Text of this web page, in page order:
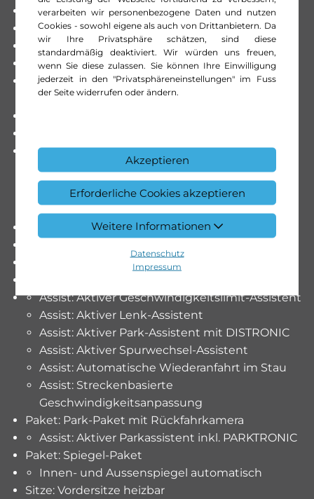
verarbeiten wir personenbezogene Daten und nutzen
Cookies - sowohl eigene als auch von Drittanbietern. Da
wir Ihre Privatsphäre schätzen, sind diese
standardmäßig deaktiviert. Wir würden uns freuen,
wenn Sie diese zulassen. Sie können Ihre Einwilligung
jederzeit in den "Privatsphäreneinstellungen" im Fuss
der Seite widerrufen oder ändern.
Akzeptieren
Erforderliche Cookies akzeptieren
Weitere Informationen
Datenschutz
Impressum
Klima: Klimatisierungsautomatik THERMATIC
Licht: Drittes Bremslicht
MERCEDES-BENZ MOBILITÄT
MERCEDES-SWISS-INTEGRAL
Räder: Leichtmetallräder im 10-Speichen-Design
17"
Zentralverriegelung mit Fernbedienung und
automatischer Türverriegelung
Assist: Verkehrszeichenerkennung
Media: Festplattennavigation
Assist: Aktiver Geschwindigkeitslimit-Assistent
Assist: Aktiver Lenk-Assistent
Assist: Aktiver Park-Assistent mit DISTRONIC
Assist: Aktiver Spurwechsel-Assistent
Assist: Automatische Wiederanfahrt im Stau
Assist: Streckenbasierte
Geschwindigkeitsanpassung
Paket: Park-Paket mit Rückfahrkamera
Assist: Aktiver Parkassistent inkl. PARKTRONIC
Paket: Spiegel-Paket
Innen- und Aussenspiegel automatisch
Sitze: Vordersitze heizbar